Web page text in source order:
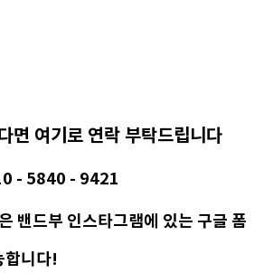
면 여기로 연락 부탁드립니다
- 5840 - 9421
밴드부 인스타그램에 있는 구글 폼
합니다!